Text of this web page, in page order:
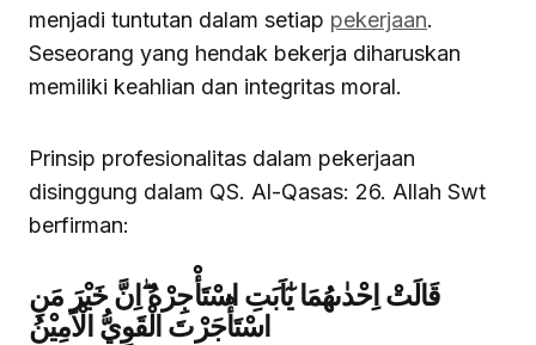
menjadi tuntutan dalam setiap pekerjaan.
Seseorang yang hendak bekerja diharuskan
memiliki keahlian dan integritas moral.
Prinsip profesionalitas dalam pekerjaan
disinggung dalam QS. Al-Qasas: 26. Allah Swt
berfirman:
قَالَتْ اِحْدٰىهُمَا يٰٓاَبَتِ اسْتَأْجِرْهُ ۖاِنَّ خَيْرَ مَنِ
اسْتَأْجَرْتَ الْقَوِيُّ الْاَمِيْنُ